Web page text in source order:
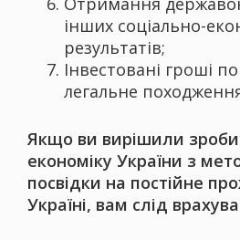
інших соціально-
результатів;
Інвестовані гроші
легальне
Якщо ви вирішили
економіку України з
посвідки на постійне
Україні, вам слід